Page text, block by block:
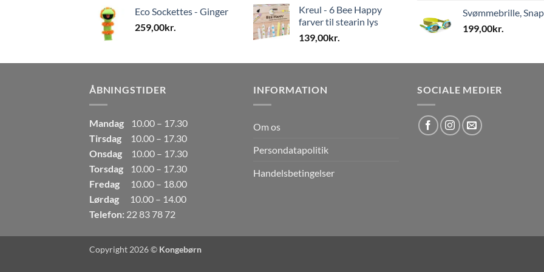
Eco Sockettes - Ginger
259,00kr.
Kreul - 6 Bee Happy
farver til stearin lys
139,00kr.
Svømmebrille,
199,00kr.
ÅBNINGSTIDER
Mandag
10.00 – 17.30
Tirsdag
10.00 – 17.30
Onsdag
10.00 – 17.30
Torsdag
10.00 – 17.30
Fredag
10.00 – 18.00
Lørdag
10.00 – 14.00
Telefon: 22 83 78 72
INFORMATION
Om os
Persondatapolitik
Handelsbetingelser
SOCIALE MEDIER
Copyright 2026 © Kongebørn